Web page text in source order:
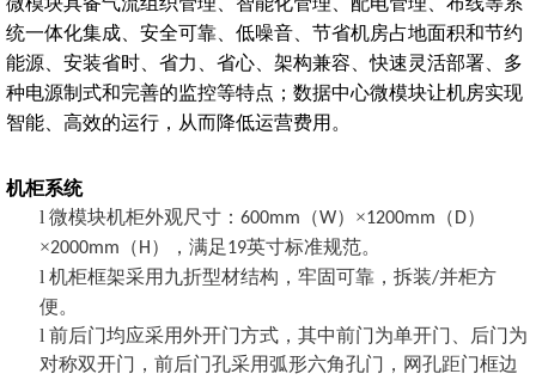
统一体化集成、安全可靠、低噪音、节省机房占地面积和节约
能源、安装省时、省力、省心、架构兼容、快速灵活部署、多
种电源制式和完善的监控等特点；数据中心微模块让机房实现
智能、高效的运行，从而降低运营费用。
机柜系统
l 微模块机柜外观尺寸： 600mm （W）×1200mm （ D）
×2000mm （ H ），满足19英寸标准规范。
l 机柜框架采用九折型材结构，牢固可靠，拆装/并柜方
便。
l 前后门均应采用外开门方式，其中前门为单开门、后门为
对称双开门，前后门孔采用弧形六角孔门，网孔距门框边